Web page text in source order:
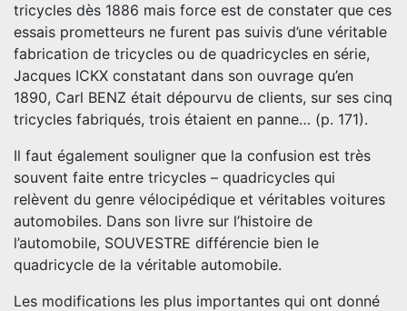
tricycles dès 1886 mais force est de constater que ces
essais prometteurs ne furent pas suivis d’une véritable
fabrication de tricycles ou de quadricycles en série,
Jacques ICKX constatant dans son ouvrage qu’en
1890, Carl BENZ était dépourvu de clients, sur ses cinq
tricycles fabriqués, trois étaient en panne… (p. 171).
Il faut également souligner que la confusion est très
souvent faite entre tricycles – quadricycles qui
relèvent du genre vélocipédique et véritables voitures
automobiles. Dans son livre sur l’histoire de
l’automobile, SOUVESTRE différencie bien le
quadricycle de la véritable automobile.
Les modifications les plus importantes qui ont donné